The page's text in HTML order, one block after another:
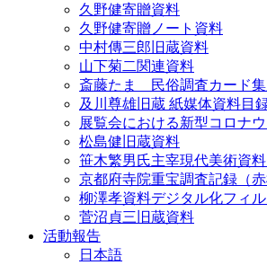
久野健寄贈資料
久野健寄贈ノート資料
中村傳三郎旧蔵資料
山下菊二関連資料
斎藤たま 民俗調査カード
及川尊雄旧蔵 紙媒体資料目
展覧会における新型コロナ
松島健旧蔵資料
笹木繁男氏主宰現代美術資
京都府寺院重宝調査記録（
柳澤孝資料デジタル化フィル
菅沼貞三旧蔵資料
活動報告
日本語